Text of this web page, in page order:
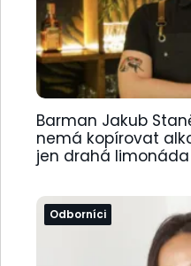
Barman Jakub
nemá kopírovat
jen drahá limonáda
Odborníci